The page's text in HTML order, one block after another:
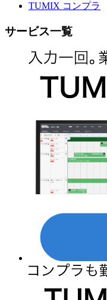
TUMIX コンプラ
サービス一覧